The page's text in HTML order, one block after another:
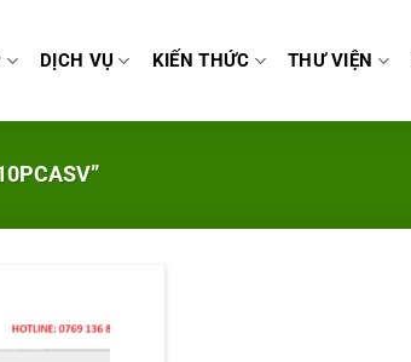
DỊCH VỤ KIẾN THỨC THƯ VIỆN